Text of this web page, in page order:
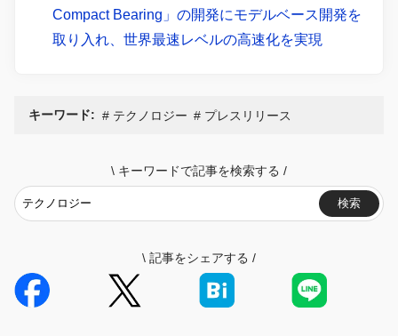
Compact Bearing」の開発にモデルベース開発を
取り入れ、世界最速レベルの高速化を実現
キーワード: テクノロジー プレスリリース
\ キーワードで記事を検索する /
検索
\ 記事をシェアする /